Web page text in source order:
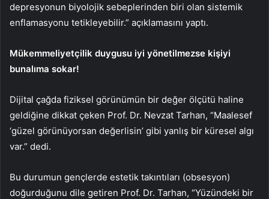
depresyonun biyolojik sebeplerinden biri olan sistemik
enflamasyonu tetikleyebilir.” açıklamasını yaptı.
Mükemmeliyetçilik duygusu iyi yönetilmezse kişiyi
bunalıma sokar!
Dijital çağda fiziksel görünümün bir değer ölçütü haline
geldiğine dikkat çeken Prof. Dr. Nevzat Tarhan, “Maalesef
‘güzel görünüyorsan değerlisin’ gibi yanlış bir küresel algı
var.” dedi.
Bu durumun gençlerde estetik takıntıları (obsesyon)
doğurduğunu dile getiren Prof. Dr. Tarhan, “Yüzündeki bir